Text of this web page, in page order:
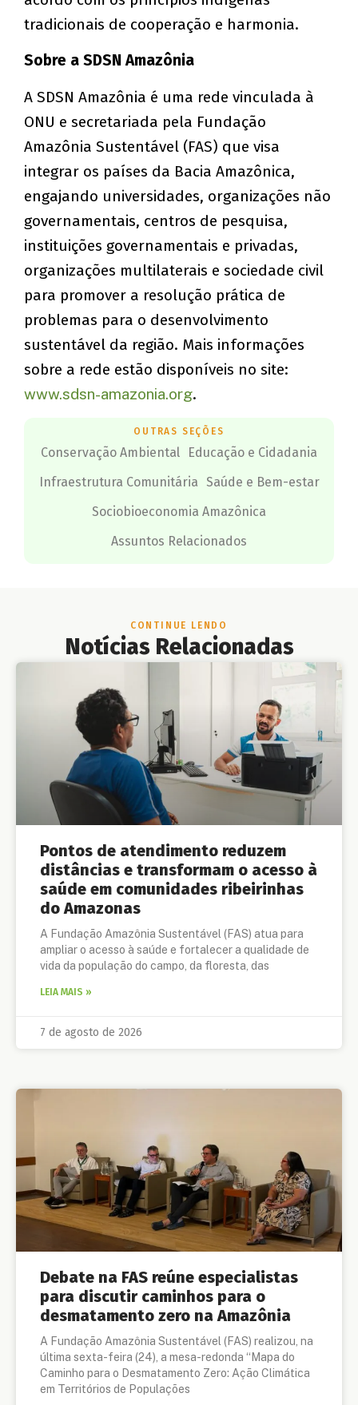
tradicionais de cooperação e harmonia.
Sobre a SDSN Amazônia
A SDSN Amazônia é uma rede vinculada à
ONU e secretariada pela Fundação
Amazônia Sustentável (FAS) que visa
integrar os países da Bacia Amazônica,
engajando universidades, organizações não
governamentais, centros de pesquisa,
instituições governamentais e privadas,
organizações multilaterais e sociedade civil
para promover a resolução prática de
problemas para o desenvolvimento
sustentável da região. Mais informações
sobre a rede estão disponíveis no site:
www.sdsn-amazonia.org.
OUTRAS SEÇÕES
Conservação Ambiental
Educação e Cidadania
Infraestrutura Comunitária Saúde e Bem-estar
Sociobioeconomia Amazônica
Assuntos Relacionados
CONTINUE LENDO
Notícias Relacionadas
Pontos de atendimento reduzem
distâncias e transformam o acesso à
saúde em comunidades ribeirinhas
do Amazonas
A Fundação Amazônia Sustentável (FAS) atua para
ampliar o acesso à saúde e fortalecer a qualidade de
vida da população do campo, da floresta, das
LEIA MAIS »
7 de agosto de 2026
Debate na FAS reúne especialistas
para discutir caminhos para o
desmatamento zero na Amazônia
A Fundação Amazônia Sustentável (FAS) realizou, na
última sexta-feira (24), a mesa-redonda “Mapa do
Caminho para o Desmatamento Zero: Ação Climática
em Territórios de Populações